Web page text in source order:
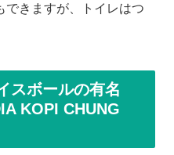
できますが、トイレはつ
スボールの有名
KOPI CHUNG